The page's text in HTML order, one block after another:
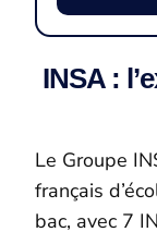
INSA :
Le Groupe
français
bac, avec 7